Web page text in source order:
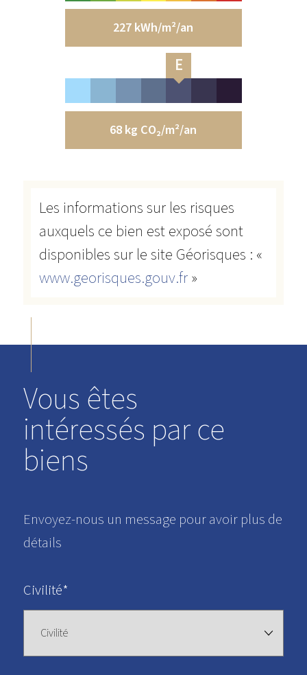
227 kWh/m²/an
E
68 kg CO₂/m²/an
Les informations sur les risques
auxquels ce bien est exposé sont
disponibles sur le site Géorisques : «
www.georisques.gouv.fr»
Vous êtes
intéressés par ce
biens
Envoyez-nous un message pour avoir plus de
détails
Civilité*